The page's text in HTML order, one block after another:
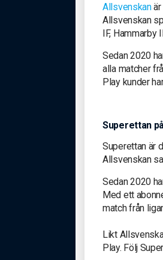
Allsvenskanär
Allsvenskan
IF, Hammarby
Sedan 2020
alla matcher
Play kunder
Superettan
Superettan är
Allsvenskan
Sedan 2020
Med ett
match från
Likt
Play. Följ